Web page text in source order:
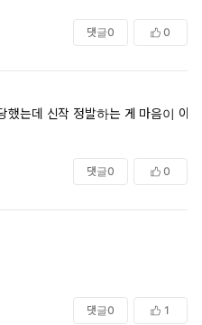
댓글0 0
는데 신작 정발하는 게 마음이 아
댓글0 0
댓글0 1